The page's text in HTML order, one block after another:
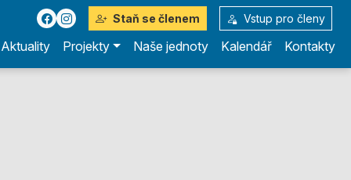
Staň se členem Vstup pro členy
Aktuality Projekty Naše jednoty Kalendář Kontakty